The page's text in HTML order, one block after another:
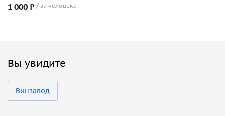
1 000 ₽ за человека
Вы увидите
Винзавод